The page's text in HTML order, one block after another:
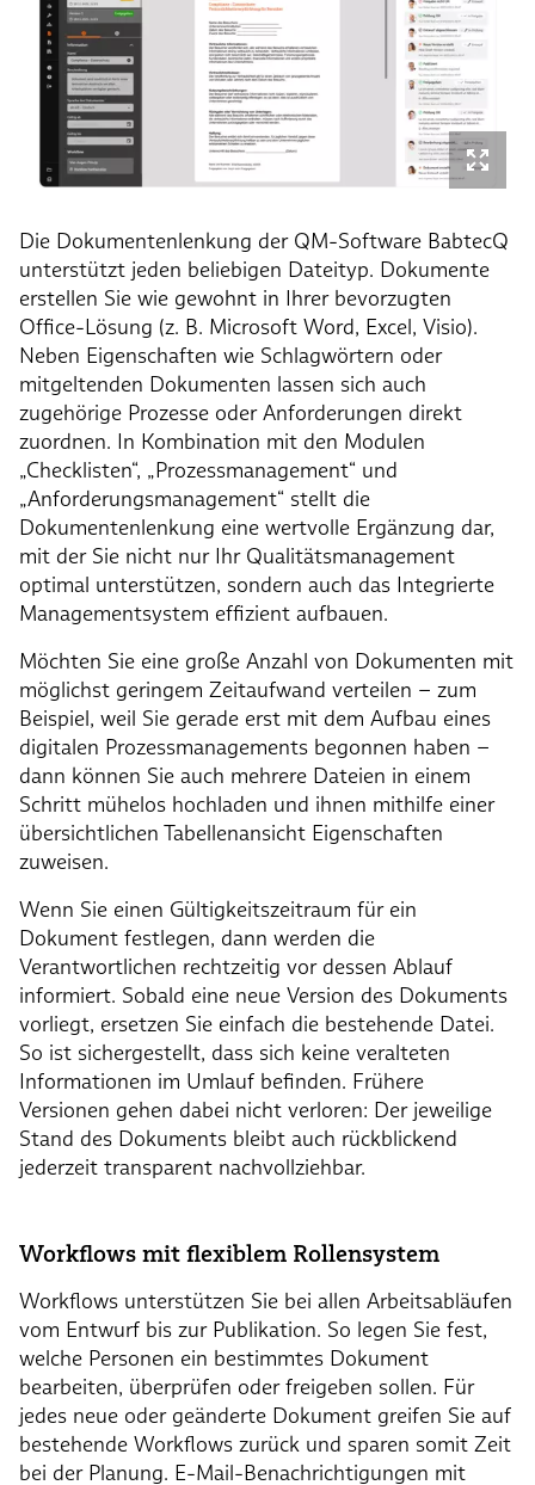
Die Dokumentenlenkung der QM-Software BabtecQ
unterstützt jeden beliebigen Dateityp. Dokumente
erstellen Sie wie gewohnt in Ihrer bevorzugten
Office-Lösung (z. B. Microsoft Word, Excel, Visio).
Neben Eigenschaften wie Schlagwörtern oder
mitgeltenden Dokumenten lassen sich auch
zugehörige Prozesse oder Anforderungen direkt
zuordnen. In Kombination mit den Modulen
„Checklisten“, „Prozessmanagement“ und
„Anforderungsmanagement“ stellt die
Dokumentenlenkung eine wertvolle Ergänzung dar,
mit der Sie nicht nur Ihr Qualitätsmanagement
optimal unterstützen, sondern auch das Integrierte
Managementsystem effizient aufbauen.
Möchten Sie eine große Anzahl von Dokumenten mit
möglichst geringem Zeitaufwand verteilen – zum
Beispiel, weil Sie gerade erst mit dem Aufbau eines
digitalen Prozessmanagements begonnen haben –
dann können Sie auch mehrere Dateien in einem
Schritt mühelos hochladen und ihnen mithilfe einer
übersichtlichen Tabellenansicht Eigenschaften
zuweisen.
Wenn Sie einen Gültigkeitszeitraum für ein
Dokument festlegen, dann werden die
Verantwortlichen rechtzeitig vor dessen Ablauf
informiert. Sobald eine neue Version des Dokuments
vorliegt, ersetzen Sie einfach die bestehende Datei.
So ist sichergestellt, dass sich keine veralteten
Informationen im Umlauf befinden. Frühere
Versionen gehen dabei nicht verloren: Der jeweilige
Stand des Dokuments bleibt auch rückblickend
jederzeit transparent nachvollziehbar.
Workflows mit flexiblem Rollensystem
Workflows unterstützen Sie bei allen Arbeitsabläufen
vom Entwurf bis zur Publikation. So legen Sie fest,
welche Personen ein bestimmtes Dokument
bearbeiten, überprüfen oder freigeben sollen. Für
jedes neue oder geänderte Dokument greifen Sie auf
bestehende Workflows zurück und sparen somit Zeit
bei der Planung. E-Mail-Benachrichtigungen mit